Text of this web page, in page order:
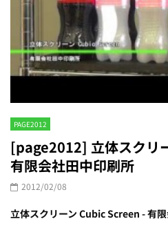
PAGE2012
[page2012] 立体スクリ
有限会社田中印刷所
2012/02/08
立体スクリーン Cubic Screen - 有